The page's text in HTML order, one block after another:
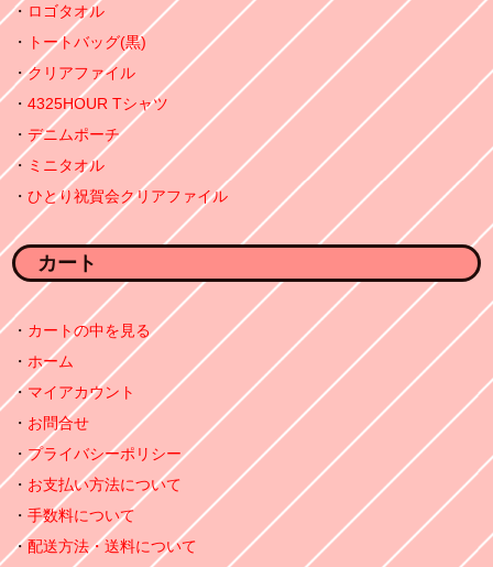
ロゴタオル
トートバッグ(黒)
クリアファイル
4325HOUR Tシャツ
デニムポーチ
ミニタオル
ひとり祝賀会クリアファイル
カート
カートの中を見る
ホーム
マイアカウント
お問合せ
プライバシーポリシー
お支払い方法について
手数料について
配送方法・送料について